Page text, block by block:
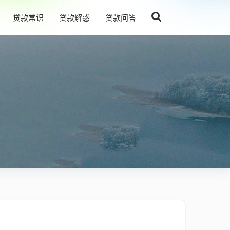
贷款常识 贷款解惑 贷款问答